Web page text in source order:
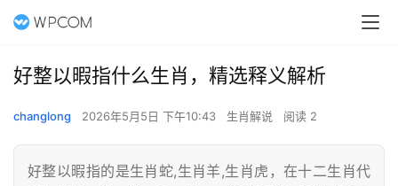
好整以暇指什么生肖，精选释义解析
changlong 2026年5月5日 下午10:43 生肖解说 阅读 2
好整以暇指的是生肖蛇,生肖羊,生肖虎，在十二生肖代